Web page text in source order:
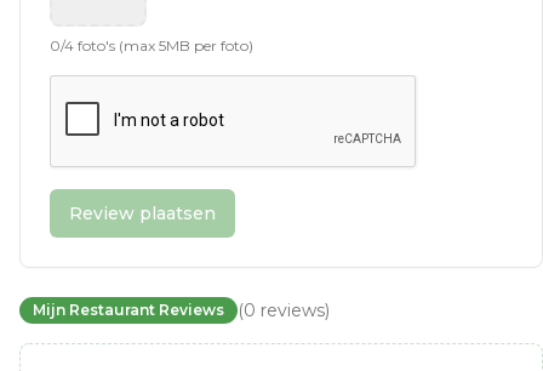
0/4 foto's (max 5MB per foto)
Review plaatsen
Mijn Restaurant Reviews (0 reviews)